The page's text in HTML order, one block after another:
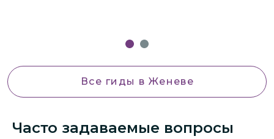
Все гиды в Женеве
Часто задаваемые вопросы